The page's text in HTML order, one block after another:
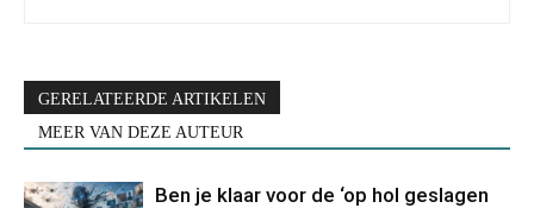
GERELATEERDE ARTIKELEN
MEER VAN DEZE AUTEUR
Ben je klaar voor de ‘op hol geslagen